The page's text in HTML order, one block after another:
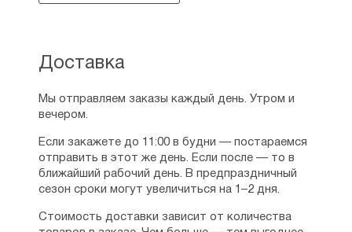
Доставка
Мы отправляем заказы каждый день. Утром и
вечером.
Если закажете до 11:00 в будни — постараемся
отправить в этот же день. Если после — то в
ближайший рабочий день. В предпраздничный
сезон сроки могут увеличиться на 1–2 дня.
Стоимость доставки зависит от количества